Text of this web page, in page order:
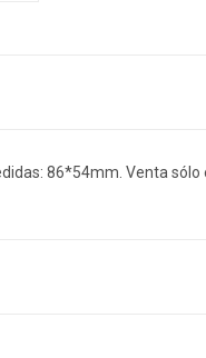
86*54mm. Venta sólo